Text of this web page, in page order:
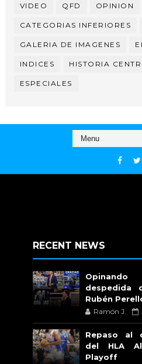
VIDEO QFD OPINION
CATEGORIAS INFERIORES
GALERIA DE IMAGENES
INDICES HISTORIA
ESPECIALES
RECENT NEWS
despedida
Rubén
Ramón J.
Repaso al
del HLA
Playoff